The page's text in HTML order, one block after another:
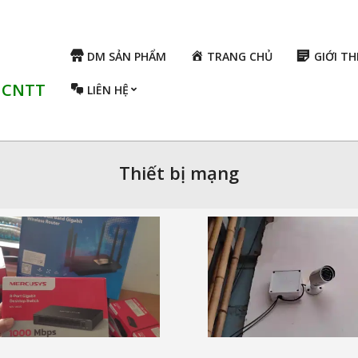
DM SẢN PHẨM TRANG CHỦ GIỚI
LIÊN HỆ
Thiết bị mạng